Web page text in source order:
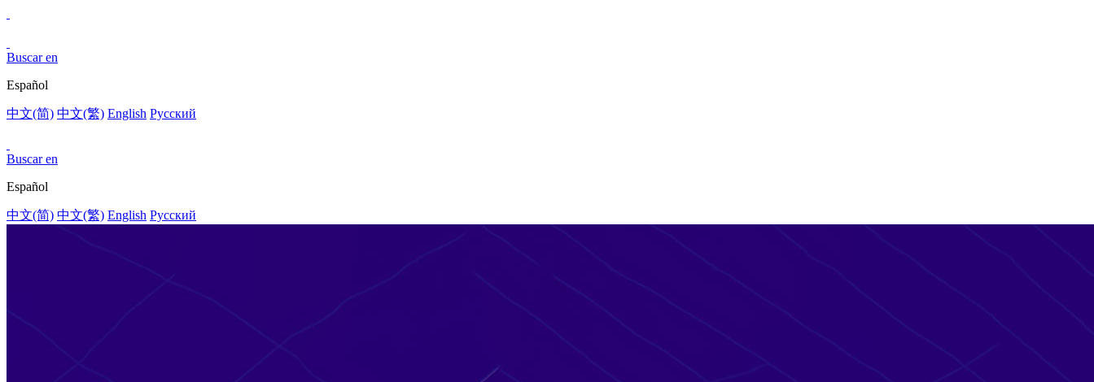
Buscar en
Español
中文(简) 中文(繁) English Pусский
Buscar en
Español
中文(简) 中文(繁) English Pусский